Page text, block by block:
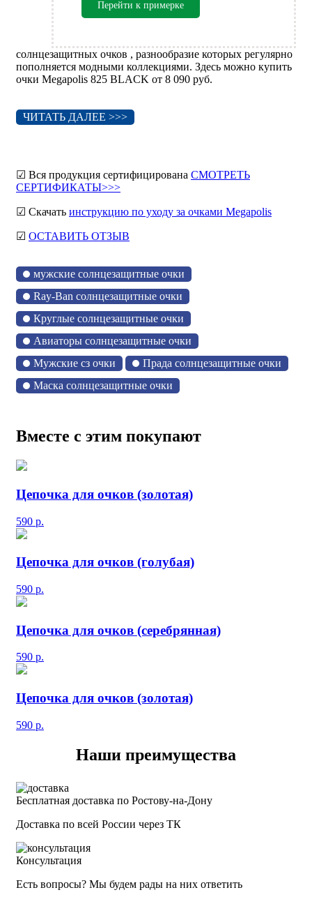
Перейти к примерке
солнцезащитных очков , разнообразие которых регулярно
пополняется модными коллекциями. Здесь можно купить
очки Megapolis 825 BLACK от 8 090 руб.
ЧИТАТЬ ДАЛЕЕ >>>
☑ Вся продукция сертифицирована СМОТРЕТЬ
СЕРТИФИКАТЫ>>>
☑ Скачать инструкцию по уходу за очками Megapolis
☑ ОСТАВИТЬ ОТЗЫВ
мужские солнцезащитные очки
Ray-Ban солнцезащитные очки
Круглые солнцезащитные очки
Авиаторы солнцезащитные очки
Мужские сз очки
Прада солнцезащитные очки
Маска солнцезащитные очки
Вместе с этим покупают
Цепочка для очков (золотая)
590 р.
Цепочка для очков (голубая)
590 р.
Цепочка для очков (серебрянная)
590 р.
Цепочка для очков (золотая)
590 р.
Наши преимущества
Бесплатная доставка по Ростову-на-Дону
Доставка по всей России через ТК
Консультация
Есть вопросы? Мы будем рады на них ответить